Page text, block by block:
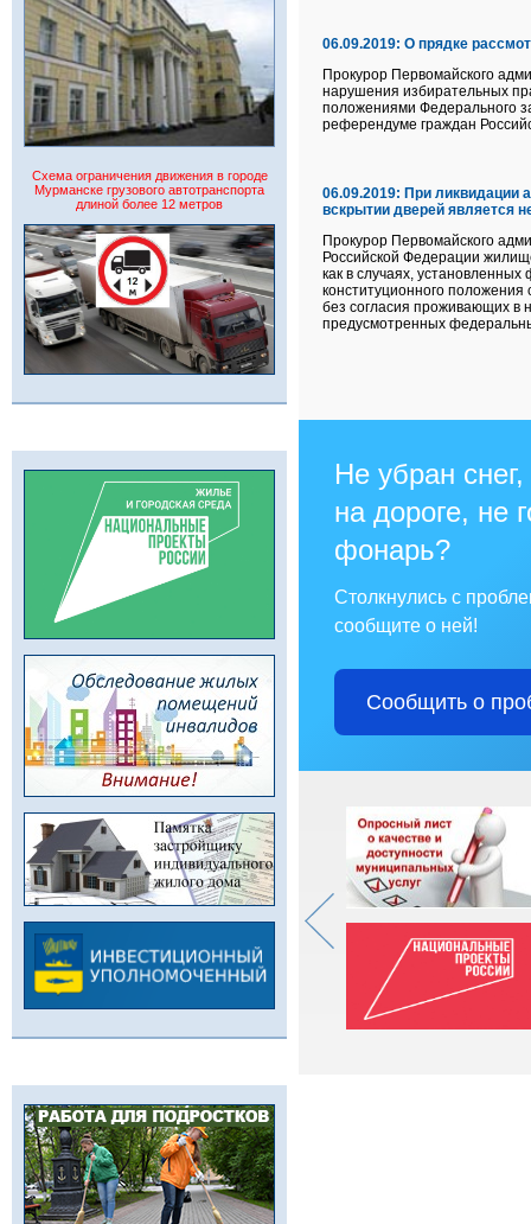
Схема ограничения движения в городе
Мурманске грузового автотранспорта
длиной более 12 метров
06.09.2019: О прядке
Прокурор Первомайского
нарушения избирательных
положениями Федерального
референдуме граждан
06.09.2019: При ликвидации
вскрытии дверей является
Прокурор Первомайского
Российской Федерации
как в случаях,
конституционного
без согласия проживающих в
предусмотренных
Не убран
на дороге, не
фонарь?
Столкнулись с
сообщите о ней!
Сообщить о